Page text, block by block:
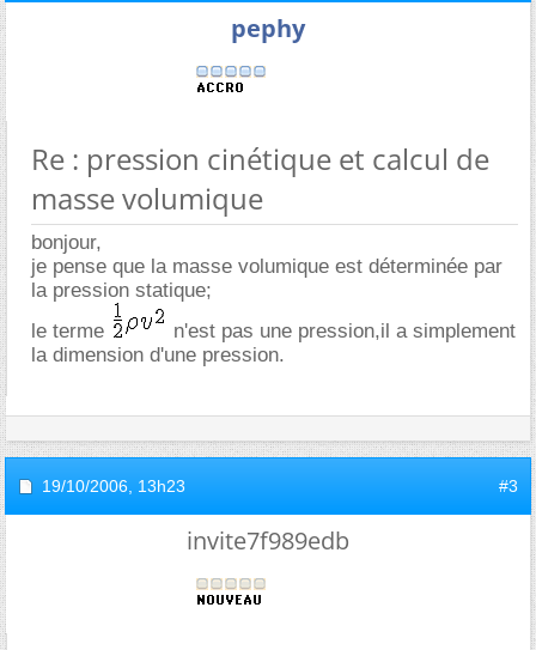
pephy
Re : pression cinétique et calcul de
masse volumique
bonjour,
je pense que la masse volumique est déterminée par
la pression statique;
le terme
n'est pas une pression,il a simplement
la dimension d'une pression.
19/10/2006, 13h23 #3
invite7f989edb